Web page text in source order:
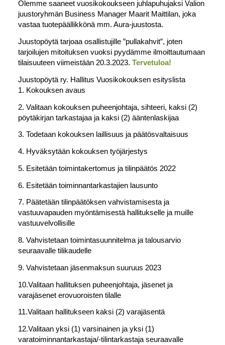
Olemme saaneet vuosikokoukseen juhlapuhujaksi Valion
juustoryhmän Business Manager Maarit Maittilan, joka
vastaa tuotepäällikkönä mm. Aura-juustosta.
Juustopöytä tarjoaa osallistujille ”pullakahvit”, joten
tarjoilujen mitoituksen vuoksi pyydämme ilmoittautumaan
tilaisuuteen viimeistään 20.3.2023. Tervetuloa!
Juustopöytä ry. Hallitus Vuosikokouksen esityslista
1. Kokouksen avaus
2. Valitaan kokouksen puheenjohtaja, sihteeri, kaksi (2)
pöytäkirjan tarkastajaa ja kaksi (2) ääntenlaskijaa
3. Todetaan kokouksen laillisuus ja päätösvaltaisuus
4. Hyväksytään kokouksen työjärjestys
5. Esitetään toimintakertomus ja tilinpäätös 2022
6. Esitetään toiminnantarkastajien lausunto
7. Päätetään tilinpäätöksen vahvistamisesta ja
vastuuvapauden myöntämisestä hallitukselle ja muille
vastuuvelvollisille
8. Vahvistetaan toimintasuunnitelma ja talousarvio
seuraavalle tilikaudelle
9. Vahvistetaan jäsenmaksun suuruus 2023
10.Valitaan hallituksen puheenjohtaja, jäsenet ja
varajäsenet erovuoroisten tilalle
11.Valitaan hallitukseen kaksi (2) varajäsentä
12.Valitaan yksi (1) varsinainen ja yksi (1)
varatoiminnantarkastaja/-tilintarkastaja seuraavalle